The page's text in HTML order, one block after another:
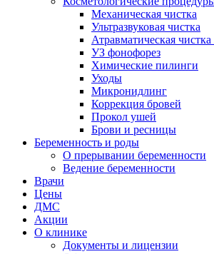
Механическая чистка
Ультразвуковая чистка
Атравматическая
УЗ фонофорез
Химические пилинги
Уходы
Микронидлинг
Коррекция бровей
Прокол ушей
Брови и ресницы
Беременность и роды
О прерывании беременности
Ведение беременности
Врачи
Цены
ДМС
Акции
О клинике
Документы и лицензии